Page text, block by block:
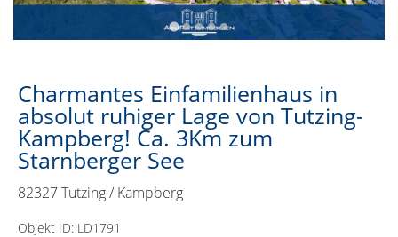
Charmantes Einfamilienhaus in
absolut ruhiger Lage von Tutzing-
Kampberg! Ca. 3Km zum
Starnberger See
82327 Tutzing / Kampberg
Objekt ID: LD1791